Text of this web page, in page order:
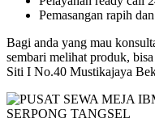
Pemasangan rapih
Bagi anda yang mau
sembari melihat produk,
Siti I No.40 Mustikajaya